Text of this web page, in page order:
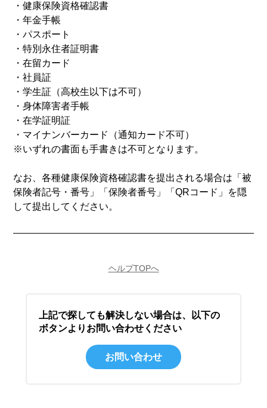
・健康保険資格確認書
・年金手帳
・パスポート
・特別永住者証明書
・在留カード
・社員証
・学生証（高校生以下は不可）
・身体障害者手帳
・在学証明証
・マイナンバーカード（通知カード不可）
※いずれの書面も手書きは不可となります。
なお、各種健康保険資格確認書を提出される場合は「被
保険者記号・番号」「保険者番号」「QRコード」を隠
して提出してください。
ヘルプTOPへ
上記で探しても解決しない場合は、以下の
ボタンよりお問い合わせください
お問い合わせ